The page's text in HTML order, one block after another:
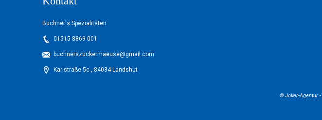
Buchner's Spezialitäten
01515 8869 001
buchnerszuckermaeuse@gmail.com
Karlstraße 5c , 84034 Landshut
© Joker-Agentur -